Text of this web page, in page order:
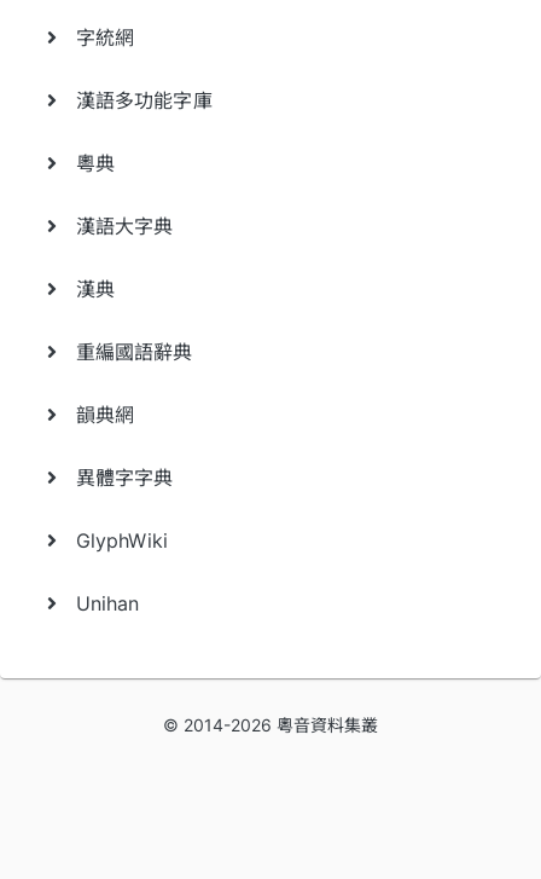
字統網
漢語多功能字庫
粵典
漢語大字典
漢典
重編國語辭典
韻典網
異體字字典
GlyphWiki
Unihan
© 2014-2026 粵音資料集叢